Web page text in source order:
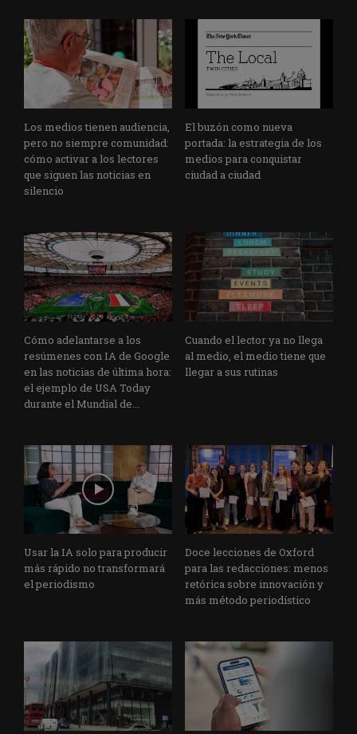
Los medios tienen audiencia,
pero no siempre comunidad:
cómo activar a los lectores
que siguen las noticias en
silencio
El buzón como nueva
portada: la estrategia de los
medios para conquistar
ciudad a ciudad
Cómo adelantarse a los
resúmenes con IA de Google
en las noticias de última hora:
el ejemplo de USA Today
durante el Mundial de...
Cuando el lector ya no llega
al medio, el medio tiene que
llegar a sus rutinas
Usar la IA solo para producir
más rápido no transformará
el periodismo
Doce lecciones de Oxford
para las redacciones: menos
retórica sobre innovación y
más método periodístico